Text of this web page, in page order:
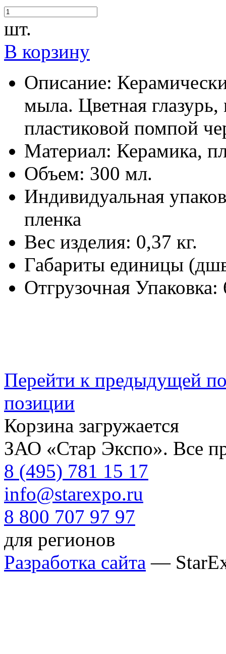
шт.
В корзину
Описание:
мыла. Цветная
пластиковой помпой
Материал: Керамика,
Объем: 300 мл.
Индивидуальная
пленка
Вес изделия: 0,37 кг.
Габариты единицы
Отгрузочная Упаковка:
Перейти к предыдущей
позиции
Корзина загружается
ЗАО «Стар Экспо». Все
8 (495) 781 15 17
info@starexpo.ru
8 800 707 97 97
для регионов
Разработка сайта —